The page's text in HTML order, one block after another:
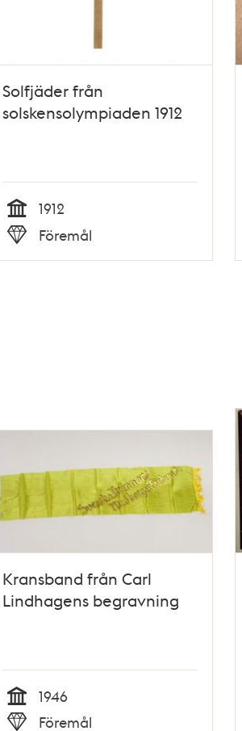
Solfjäder från
solskensolympiaden 1912
Tid
1912
Typ
Föremål
Kransband från Carl
Lindhagens begravning
Tid
1946
Föremål